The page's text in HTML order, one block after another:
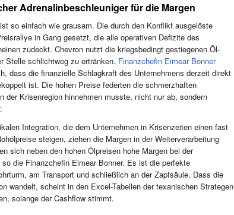
Adrenalinbeschleuniger für die Margen
so einfach wie grausam. Die durch den Konflikt ausgelöste
in Gang gesetzt, die alle operativen Defizite des
zudeckt. Chevron nutzt die kriegsbedingt gestiegenen Öl-
Stelle schlichtweg zu ertränken. Finanzchefin Eimear Bonner
dass die finanzielle Schlagkraft des Unternehmens derzeit direkt
ist. Die hohen Preise federten die schmerzhaften
der Krisenregion hinnehmen musste, nicht nur ab, sondern
Integration, die dem Unternehmen in Krisenzeiten einen fast
steigen, ziehen die Margen in der Weiterverarbeitung
sich neben den hohen Ölpreisen hohe Margen bei der
die Finanzchefin Eimear Bonner. Es ist die perfekte
am Transport und schließlich an der Zapfsäule. Dass die
wandelt, scheint in den Excel-Tabellen der texanischen Strategen
solange der Cashflow stimmt.